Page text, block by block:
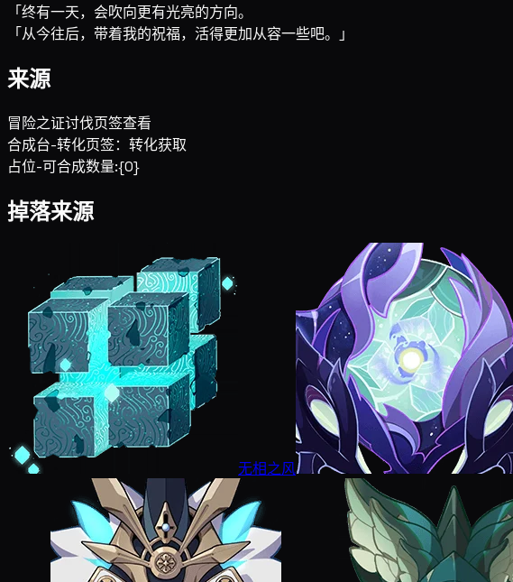
「终有一天，会吹向更有光亮的方向。
「从今往后，带着我的祝福，活得更加从容一些吧。」
来源
冒险之证讨伐页签查看
合成台-转化页签：转化获取
占位-可合成数量:{0}
掉落来源
无相之风